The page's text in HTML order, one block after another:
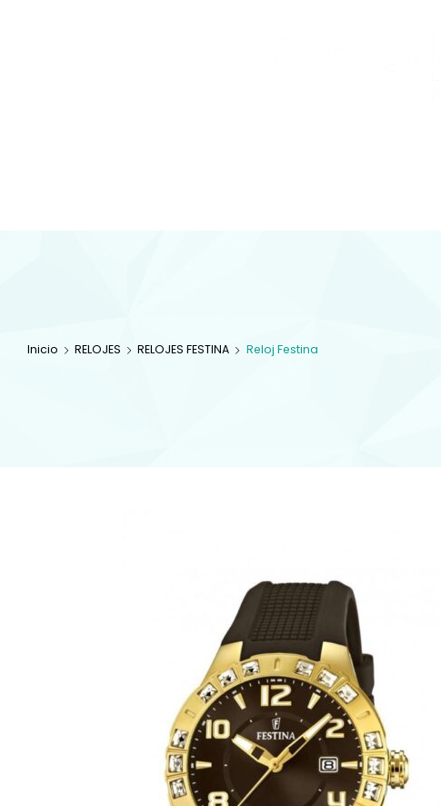
Inicio RELOJES RELOJES FESTINA Reloj Festina